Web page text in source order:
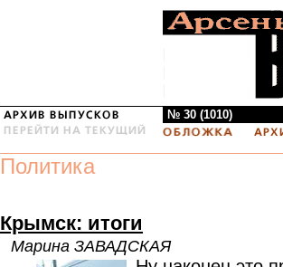
№ 30 (1010)
Политика
Крымск: итоги
Марина ЗАВАДСКАЯ